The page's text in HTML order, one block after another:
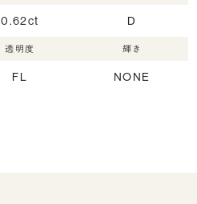
0.62ct D
透明度
FL
輝き
NONE